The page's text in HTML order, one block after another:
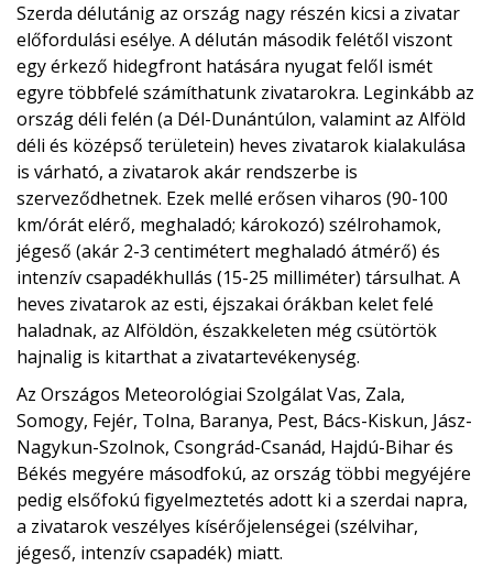
Szerda délutánig az ország nagy részén kicsi a zivatar
előfordulási esélye. A délután második felétől viszont
egy érkező hidegfront hatására nyugat felől ismét
egyre többfelé számíthatunk zivatarokra. Leginkább az
ország déli felén (a Dél-Dunántúlon, valamint az Alföld
déli és középső területein) heves zivatarok kialakulása
is várható, a zivatarok akár rendszerbe is
szerveződhetnek. Ezek mellé erősen viharos (90-100
km/órát elérő, meghaladó; károkozó) szélrohamok,
jégeső (akár 2-3 centimétert meghaladó átmérő) és
intenzív csapadékhullás (15-25 milliméter) társulhat. A
heves zivatarok az esti, éjszakai órákban kelet felé
haladnak, az Alföldön, északkeleten még csütörtök
hajnalig is kitarthat a zivatartevékenység.
Az Országos Meteorológiai Szolgálat Vas, Zala,
Somogy, Fejér, Tolna, Baranya, Pest, Bács-Kiskun, Jász-
Nagykun-Szolnok, Csongrád-Csanád, Hajdú-Bihar és
Békés megyére másodfokú, az ország többi megyéjére
pedig elsőfokú figyelmeztetés adott ki a szerdai napra,
a zivatarok veszélyes kísérőjelenségei (szélvihar,
jégeső, intenzív csapadék) miatt.